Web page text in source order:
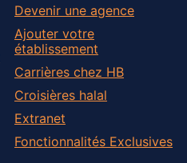
Devenir une agence
Ajouter votre
établissement
Carrières chez HB
Croisières halal
Extranet
Fonctionnalités Exclusives